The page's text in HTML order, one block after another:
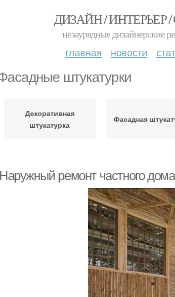
ДИЗАЙН / ИНТЕРЬЕР
незаурядные дизайнерские
главная новости
штукатурки
Декоративная
штукатурка
Фасадная
Наружный ремонт частного